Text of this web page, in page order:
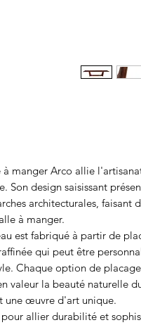
à manger Arco allie
Son design saisissant
architecturales,
à manger.
est fabriqué à partir de
qui peut être
Chaque option de
valeur la beauté naturelle
une œuvre d'art unique.
allier durabilité et